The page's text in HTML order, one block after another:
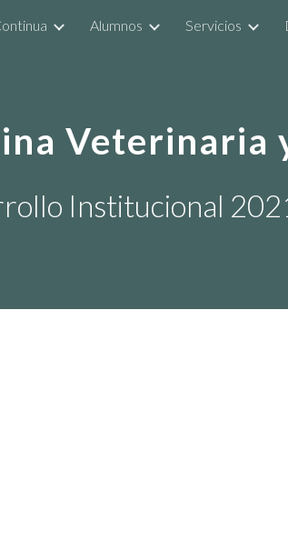
Skip to navigation
Alumnos Servicios
Veterinaria
Institucional